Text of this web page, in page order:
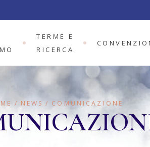
TERME E
RICERCA
TERAPIA TERMALE
DELLA PSORIASI
IL FANGO FEE
ANMAR
PROGETTO
TERAPIA TERMALE
IL FANGO FEE
PROGETTO
NEWS COMUNICAZIONE